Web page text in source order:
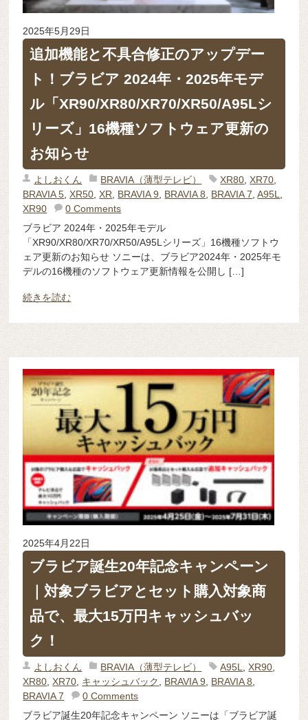
2025年5月29日
追加機能と不具合修正のアップデー
ト！ブラビア 2024年・2025年モデ
ル「XR90/XR80/XR70/XR50/A95Lシ
リーズ」16機種ソフトウェア更新の
お知らせ
よしおくん BRAVIA（薄型テレビ） XR80 ,XR70
BRAVIA 5 ,XR50 ,XR BRAVIA 9 BRAVIA 8 BRAVIA 7 ,A95L
XR90
0 Comments
ブラビア 2024年・2025年モデル
「XR90/XR80/XR70/XR50/A95Lシリーズ」16機種ソフトウ
ェア更新のお知らせ ソニーは、ブラビア2024年・2025年モ
デルの16機種のソフトウェア更新情報を公開し […]
続きを読む
2025年4月22日
ブラビア誕生20年記念キャンペーン
｜対象ブラビアとセット購入対象商
品で、最大15万円キャッシュバッ
ク！
よしおくん BRAVIA（薄型テレビ） A95L ,XR90
XR80 ,XR70 キャッシュバック BRAVIA 9 BRAVIA 8
BRAVIA 7
0 Comments
ブラビア誕生20年記念キャンペーン ソニーは「ブラビア誕